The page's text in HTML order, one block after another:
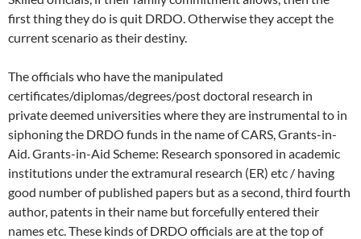
first thing they do is quit DRDO. Otherwise they accept the
current scenario as their destiny.
The officials who have the manipulated
certificates/diplomas/degrees/post doctoral research in
private deemed universities where they are instrumental to in
siphoning the DRDO funds in the name of CARS, Grants-in-
Aid. Grants-in-Aid Scheme: Research sponsored in academic
institutions under the extramural research (ER) etc / having
good number of published papers but as a second, third fourth
author, patents in their name but forcefully entered their
names etc. These kinds of DRDO officials are at the top of